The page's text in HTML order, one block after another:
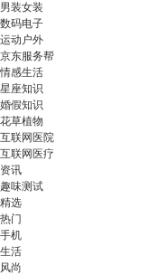
男装女装
数码电子
运动户外
京东服务帮
情感生活
星座知识
婚假知识
花草植物
互联网医院
互联网医疗
资讯
趣味测试
精选
热门
手机
生活
风尚